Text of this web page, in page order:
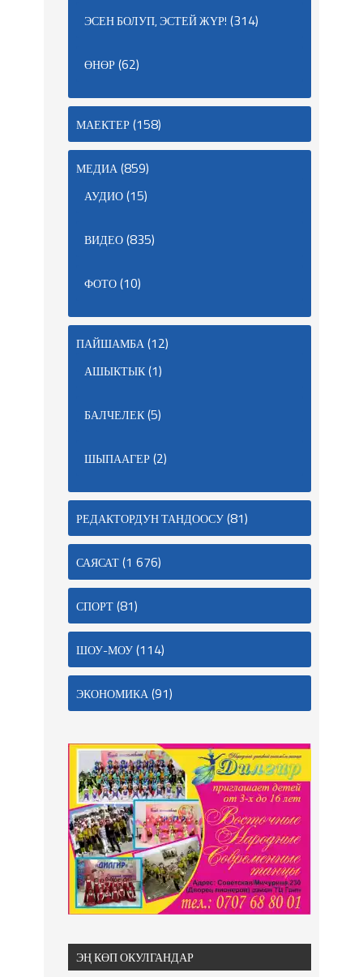
ЭСЕН БОЛУП, ЭСТЕЙ ЖҮР! (314)
ӨНӨР(62)
МАЕКТЕР(158)
МЕДИА(859)
АУДИО(15)
ВИДЕО(835)
ФОТО(10)
ПАЙШАМБА(12)
АШЫКТЫК(1)
БАЛЧЕЛЕК(5)
ШЫПААГЕР(2)
РЕДАКТОРДУН ТАНДООСУ(81)
САЯСАТ(1 676)
СПОРТ(81)
ШОУ-МОУ(114)
ЭКОНОМИКА(91)
ЭҢ КӨП ОКУЛГАНДАР